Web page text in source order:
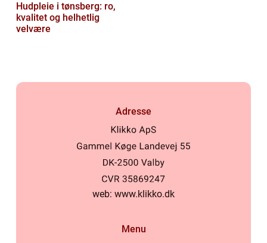
Hudpleie i tønsberg: ro,
kvalitet og helhetlig
velvære
Adresse
web: www.klikko.dk
Menu